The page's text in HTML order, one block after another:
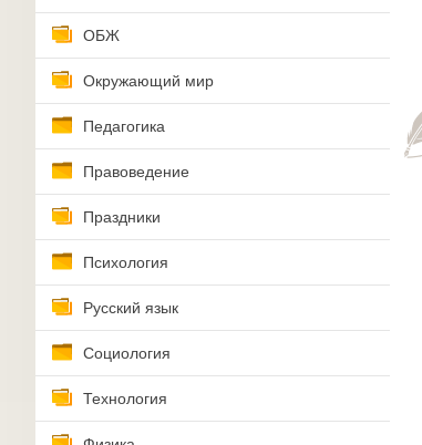
ОБЖ
Окружающий мир
Педагогика
Правоведение
Праздники
Психология
Русский язык
Социология
Технология